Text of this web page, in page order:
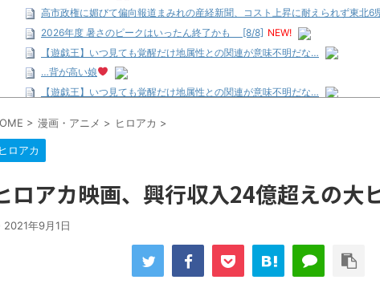
高市政権に媚びて偏向報道まみれの産経新聞、コスト上昇に耐えられず東北6
2026年度 暑さのピークはいったん終了かも [8/8] NEW!
【遊戯王】いつ見ても覚醒だけ地属性との関連が意味不明だな…
…背が高い娘
【遊戯王】いつ見ても覚醒だけ地属性との関連が意味不明だな…
【ギャルゲ】「千恋*万花」のアニメ化決定でKOTOKOが主題歌歌うよ！
【画像】この女優さん、可愛すぎる
美少女図鑑AWARD2026グランプリ・榎本彩乃、グラビア披露！透明感が凄い
【朗報】齋藤飛鳥、前屈みで完全に見えてる動画が拡散されてしまう…
【画像】『プリズマ☆イリヤ』の新グッズ、流石に一線を越えてしまう
> 漫画・アニメ > ヒロアカ >
ヒロアカ
ロアカ映画、興行収入24億超えの大
2021年9月1日